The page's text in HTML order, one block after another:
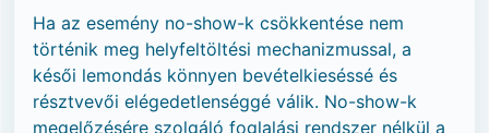
Ha az esemény no-show-k csökkentése nem
történik meg helyfeltöltési mechanizmussal, a
késői lemondás könnyen bevételkieséssé és
résztvevői elégedetlenséggé válik. No-show-k
megelőzésére szolgáló foglalási rendszer nélkül a